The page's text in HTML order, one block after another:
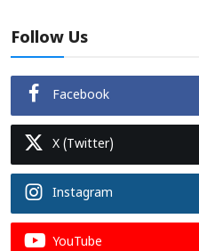
Follow Us
Facebook
X (Twitter)
Instagram
YouTube